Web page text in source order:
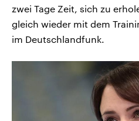
zwei Tage Zeit, sich zu
gleich wieder mit dem
im Deutschlandfunk.